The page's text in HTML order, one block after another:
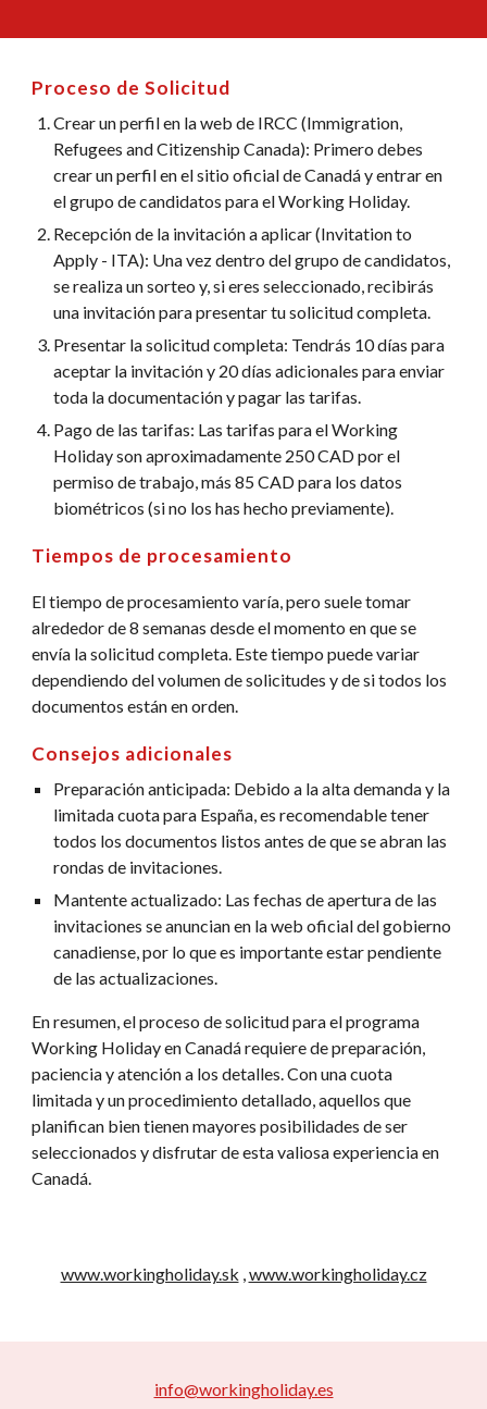
Proceso de Solicitud
Crear un perfil en la web de IRCC (Immigration,
Refugees and Citizenship Canada): Primero debes
crear un perfil en el sitio oficial de Canadá y entrar en
el grupo de candidatos para el Working Holiday.
Recepción de la invitación a aplicar (Invitation to
Apply - ITA): Una vez dentro del grupo de candidatos,
se realiza un sorteo y, si eres seleccionado, recibirás
una invitación para presentar tu solicitud completa.
Presentar la solicitud completa: Tendrás 10 días para
aceptar la invitación y 20 días adicionales para enviar
toda la documentación y pagar las tarifas.
Pago de las tarifas: Las tarifas para el Working
Holiday son aproximadamente 250 CAD por el
permiso de trabajo, más 85 CAD para los datos
biométricos (si no los has hecho previamente).
Tiempos de procesamiento
El tiempo de procesamiento varía, pero suele tomar
alrededor de 8 semanas desde el momento en que se
envía la solicitud completa. Este tiempo puede variar
dependiendo del volumen de solicitudes y de si todos los
documentos están en orden.
Consejos adicionales
Preparación anticipada: Debido a la alta demanda y la
limitada cuota para España, es recomendable tener
todos los documentos listos antes de que se abran las
rondas de invitaciones.
Mantente actualizado: Las fechas de apertura de las
invitaciones se anuncian en la web oficial del gobierno
canadiense, por lo que es importante estar pendiente
de las actualizaciones.
En resumen, el proceso de solicitud para el programa
Working Holiday en Canadá requiere de preparación,
paciencia y atención a los detalles. Con una cuota
limitada y un procedimiento detallado, aquellos que
planifican bien tienen mayores posibilidades de ser
seleccionados y disfrutar de esta valiosa experiencia en
Canadá.
www.workingholiday.sk ,www.workingholiday.cz
info@workingholiday.es